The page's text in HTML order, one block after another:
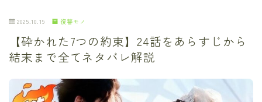
2025.10.19 復讐モノ
【砕かれた7つの約束】24話をあらすじから
結末まで全てネタバレ解説